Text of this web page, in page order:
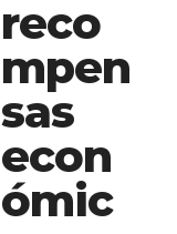
reco
mpen
sas
econ
ómic